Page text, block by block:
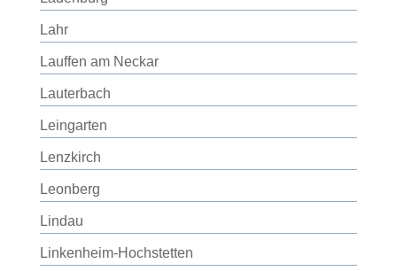
Lahr
Lauffen am Neckar
Lauterbach
Leingarten
Lenzkirch
Leonberg
Lindau
Linkenheim-Hochstetten